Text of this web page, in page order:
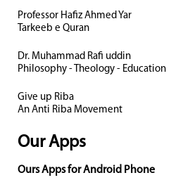
Professor Hafiz Ahmed Yar
Tarkeeb e Quran
Dr. Muhammad Rafi uddin
Philosophy - Theology - Education
Give up Riba
An Anti Riba Movement
Our Apps
Ours Apps for Android Phone